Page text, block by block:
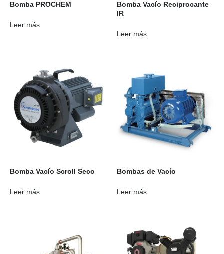
Bomba PROCHEM
Leer más
Bomba Vacío Reciprocante
IR
Leer más
Bomba Vacío Scroll Seco
Leer más
Bombas de Vacío
Leer más